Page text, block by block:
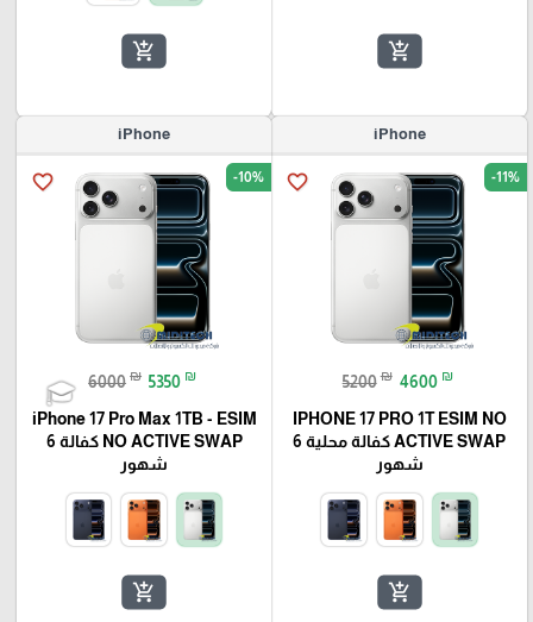
add_shopping_cart
add_shopping_cart
favorite_border -11%
IPHONE 17 PRO 1T ESIM NO
شهور
add_shopping_cart
favorite_border -10%
iPhone 17 Pro Max 1TB - ESIM
شهور
add_shopping_cart